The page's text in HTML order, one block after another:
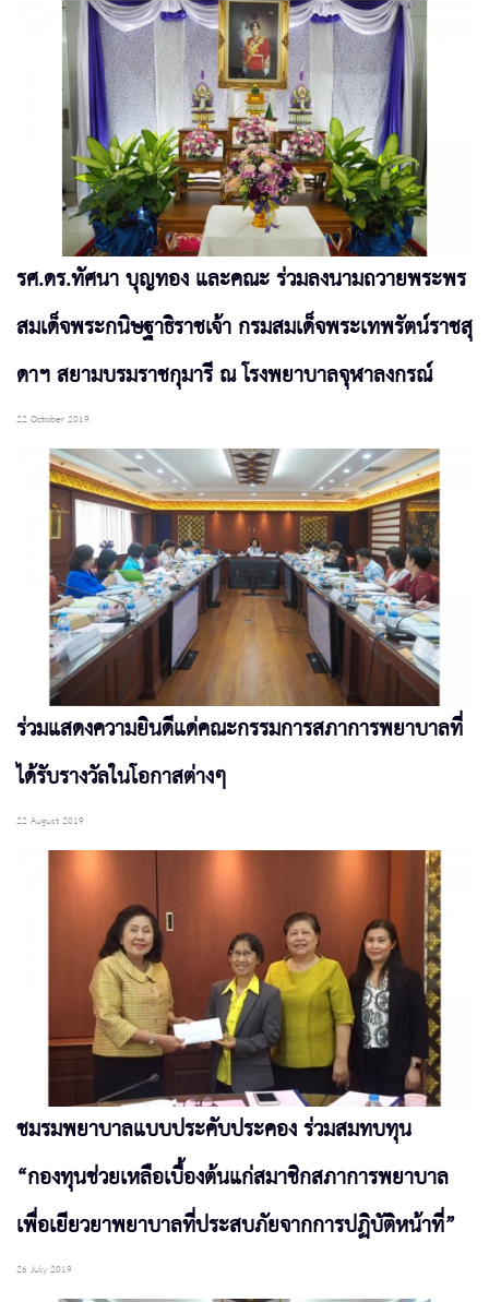
รศ.ดร.ทัศนา บุญทอง และคณะ ร่วมลงนามถวายพระพร
สมเด็จพระกนิษฐาธิราชเจ้า กรมสมเด็จพระเทพรัตน์ราชสุ
ดาฯ สยามบรมราชกุมารี ณ โรงพยาบาลจุฬาลงกรณ์
22 October 2019
ร่วมแสดงความยินดีแด่คณะกรรมการสภาการพยาบาลที่
ได้รับรางวัลในโอกาสต่างๆ
22 August 2019
ชมรมพยาบาลแบบประคับประคอง ร่วมสมทบทุน
“กองทุนช่วยเหลือเบื้องต้นแก่สมาชิกสภาการพยาบาล
เพื่อเยียวยาพยาบาลที่ประสบภัยจากการปฏิบัติหน้าที่”
26 July 2019